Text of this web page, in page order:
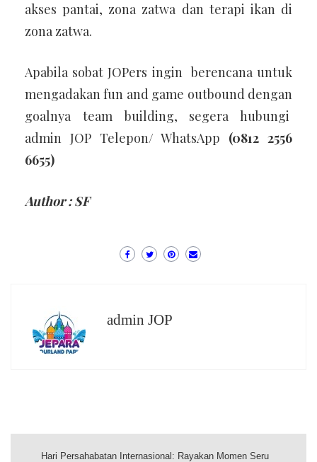
akses pantai, zona zatwa dan terapi ikan di
zona zatwa.
Apabila sobat JOPers ingin berencana untuk
mengadakan fun and game outbound dengan
goalnya team building, segera hubungi
admin JOP Telepon/ WhatsApp (0812 2556
6655)
Author : SF
admin JOP
Hari Persahabatan Internasional: Rayakan Momen Seru